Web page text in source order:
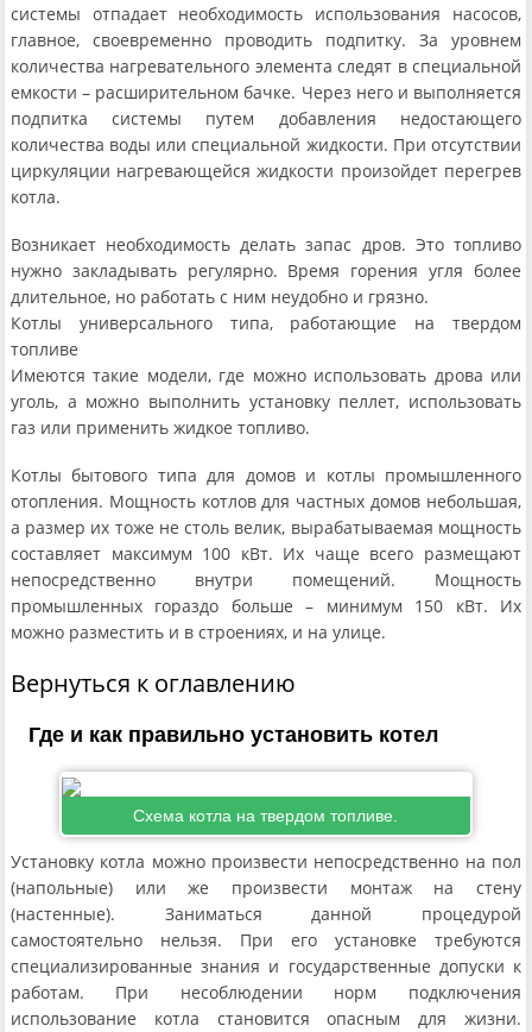
системы отпадает необходимость использования насосов,
главное, своевременно проводить подпитку. За уровнем
количества нагревательного элемента следят в специальной
емкости – расширительном бачке. Через него и выполняется
подпитка системы путем добавления недостающего
количества воды или специальной жидкости. При отсутствии
циркуляции нагревающейся жидкости произойдет перегрев
котла.
Возникает необходимость делать запас дров. Это топливо
нужно закладывать регулярно. Время горения угля более
длительное, но работать с ним неудобно и грязно.
Котлы универсального типа, работающие на твердом
топливе
Имеются такие модели, где можно использовать дрова или
уголь, а можно выполнить установку пеллет, использовать
газ или применить жидкое топливо.
Котлы бытового типа для домов и котлы промышленного
отопления. Мощность котлов для частных домов небольшая,
а размер их тоже не столь велик, вырабатываемая мощность
составляет максимум 100 кВт. Их чаще всего размещают
непосредственно внутри помещений. Мощность
промышленных гораздо больше – минимум 150 кВт. Их
можно разместить и в строениях, и на улице.
Вернуться к оглавлению
Где и как правильно установить котел
Схема котла на твердом топливе.
Установку котла можно произвести непосредственно на пол
(напольные) или же произвести монтаж на стену
(настенные). Заниматься данной процедурой
самостоятельно нельзя. При его установке требуются
специализированные знания и государственные допуски к
работам. При несоблюдении норм подключения
использование котла становится опасным для жизни.